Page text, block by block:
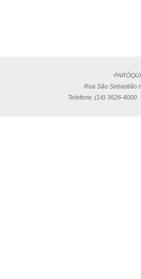
Rua São Sebastião
Telefone: (14) 3626-